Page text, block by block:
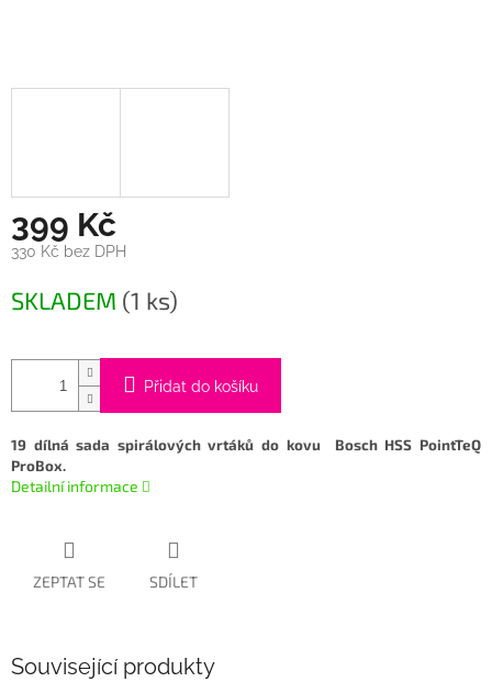
399 Kč
330 Kč bez DPH
cena:
SKLADEM (1 ks)
Přidat do košíku
19 dílná sada spirálových vrtáků do kovu
Bosch HSS PointTeQ
ProBox.
Detailní informace
ZEPTAT SE SDÍLET
Související produkty